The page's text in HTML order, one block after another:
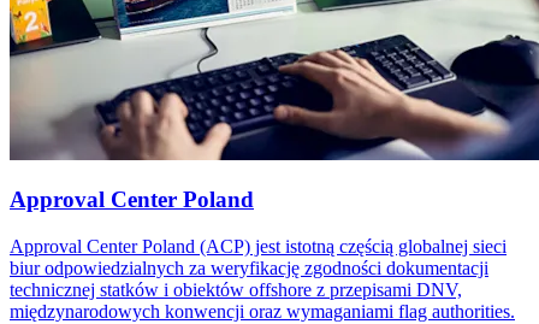
Approval Center Poland
Approval Center Poland (ACP) jest istotną częścią globalnej sieci
biur odpowiedzialnych za weryfikację zgodności dokumentacji
technicznej statków i obiektów offshore z przepisami DNV,
międzynarodowych konwencji oraz wymaganiami flag authorities.